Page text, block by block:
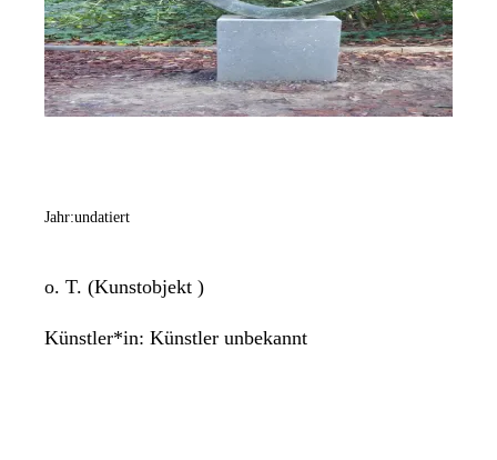
Jahr:undatiert
o. T. (Kunstobjekt )
Künstler*in: Künstler unbekannt